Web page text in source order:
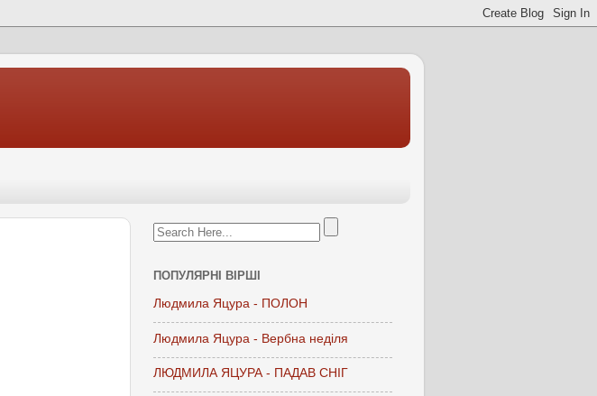
ПОПУЛЯРНІ ВІРШІ
Людмила Яцура - ПОЛОН
Людмила Яцура - Вербна неділя
ЛЮДМИЛА ЯЦУРА - ПАДАВ СНІГ